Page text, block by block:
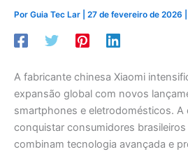
Por Guia Tec Lar 27 de fevereiro de 2026
A fabricante chinesa Xiaomi
expansão global com novos
smartphones e eletrodomésticos. A
conquistar consumidores
combinam tecnologia avançada e